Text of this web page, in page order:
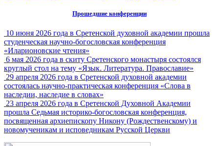
Прошедшие конференции
10 июня 2026 года в Сретенской духовной академии прошла
студенческая научно-богословская конференция
«Иларионовские чтения»
6 мая 2026 года в скиту Сретенского монастыря состоялся
круглый стол на тему «Язык. Литература. Православие»
29 апреля 2026 года в Сретенской духовной академии
состоялась научно-практическая конференция «Слова в
наследии, наследие в словах»
23 апреля 2026 года в Сретенской Духовной Академии
прошла Седьмая историко-богословская конференция,
посвященная архиепископу Никону (Рождественскому) и
новомученикам и исповедникам Русской Церкви